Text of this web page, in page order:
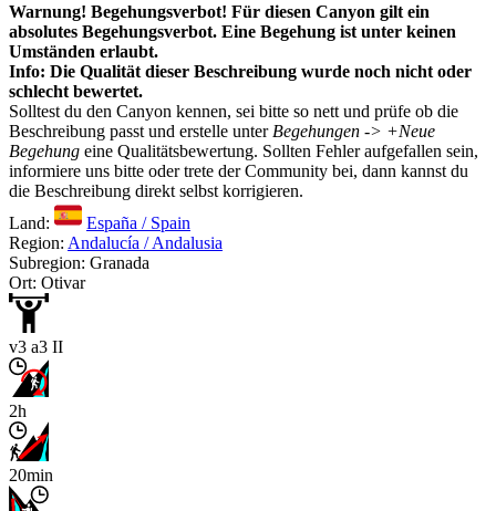
Warnung! Begehungsverbot! Für diesen Canyon gilt ein
absolutes Begehungsverbot. Eine Begehung ist unter keinen
Umständen erlaubt.
Info: Die Qualität dieser Beschreibung wurde noch nicht oder
schlecht bewertet.
Solltest du den Canyon kennen, sei bitte so nett und prüfe ob die
Beschreibung passt und erstelle unter Begehungen -> +Neue
Begehung eine Qualitätsbewertung. Sollten Fehler aufgefallen sein,
informiere uns bitte oder trete der Community bei, dann kannst du
die Beschreibung direkt selbst korrigieren.
Land:
España / Spain
Region: Andalucía / Andalusia
Subregion: Granada
Ort: Otivar
v3 a3 II
2h
20min